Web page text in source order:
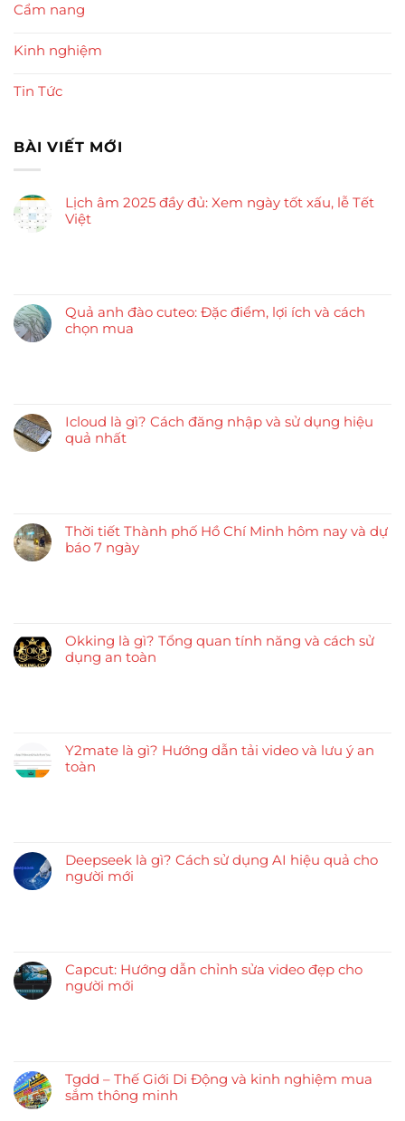
Cẩm nang
Kinh nghiệm
Tin Tức
BÀI VIẾT MỚI
Lịch âm 2025 đầy đủ: Xem ngày tốt xấu, lễ Tết
Việt
Quả anh đào cuteo: Đặc điểm, lợi ích và cách
chọn mua
Icloud là gì? Cách đăng nhập và sử dụng hiệu
quả nhất
Thời tiết Thành phố Hồ Chí Minh hôm nay và dự
báo 7 ngày
Okking là gì? Tổng quan tính năng và cách sử
dụng an toàn
Y2mate là gì? Hướng dẫn tải video và lưu ý an
toàn
Deepseek là gì? Cách sử dụng AI hiệu quả cho
người mới
Capcut: Hướng dẫn chỉnh sửa video đẹp cho
người mới
Tgdd – Thế Giới Di Động và kinh nghiệm mua
sắm thông minh